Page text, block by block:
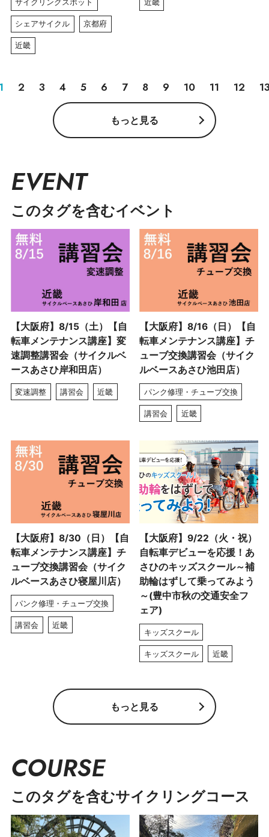
サイクリングスポット
シェアサイクル 京都府
近畿
近畿
2 3 4 5 6 7 8 9 10 11 12
もっと見る
EVENT
このタグを含むイベント
【大阪府】8/15（土）【自
転車メンテナンス講座】変
速調整講習会（サイクルベ
ースあさひ岸和田店）
変速調整 講習会 近畿
【大阪府】8/16（日）【自
転車メンテナンス講座】チ
ューブ交換講習会（サイク
ルベースあさひ池田店）
パンク修理・チューブ交換
講習会 近畿
【大阪府】8/30（日）【自
転車メンテナンス講座】チ
ューブ交換講習会（サイク
ルベースあさひ寝屋川店）
パンク修理・チューブ交換
講習会 近畿
【大阪府】9/22（火・祝）
自転車デビューを応援！あ
さひのキッズスクール～補
助輪はずして乗ってみよう
～(豊中市秋の交通安全フ
ェア)
キッズスクール
キッズスクール 近畿
もっと見る
COURSE
このタグを含むサイクリングコース